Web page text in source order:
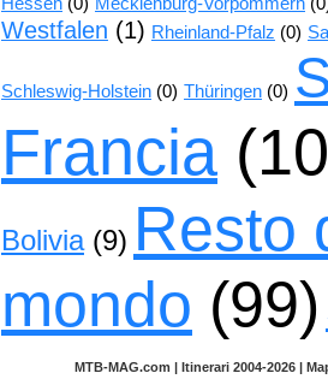
Westfalen (1) Rheinland-Pfalz (0)
Schleswig-Holstein(0) Thüringen(0)
Francia
Bolivia(9) Resto
mondo (99)
MTB-MAG.com | Itinerari 2004-2026 |